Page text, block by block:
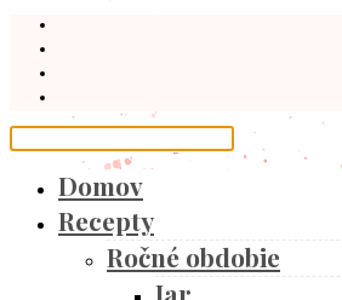
Domov
Recepty
Ročné obdobie
Jar